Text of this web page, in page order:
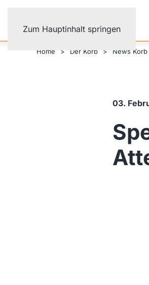
Zum Hauptinhalt springen
Home Der Korb News Korb
03.